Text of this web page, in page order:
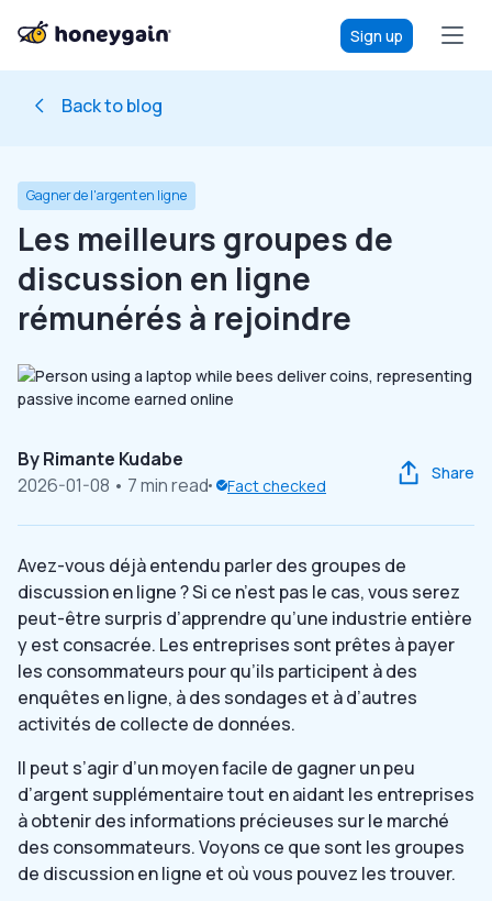
Sign up
Back to blog
Gagner de l'argent en ligne
Les meilleurs groupes de
discussion en ligne
rémunérés à rejoindre
ByRimante Kudabe
2026-01-08 • 7 min read Fact checked
Share
Avez-vous déjà entendu parler des groupes de
discussion en ligne ? Si ce n’est pas le cas, vous serez
peut-être surpris d’apprendre qu’une industrie entière
y est consacrée. Les entreprises sont prêtes à payer
les consommateurs pour qu’ils participent à des
enquêtes en ligne, à des sondages et à d’autres
activités de collecte de données.
Il peut s’agir d’un moyen facile de gagner un peu
d’argent supplémentaire tout en aidant les entreprises
à obtenir des informations précieuses sur le marché
des consommateurs. Voyons ce que sont les groupes
de discussion en ligne et où vous pouvez les trouver.